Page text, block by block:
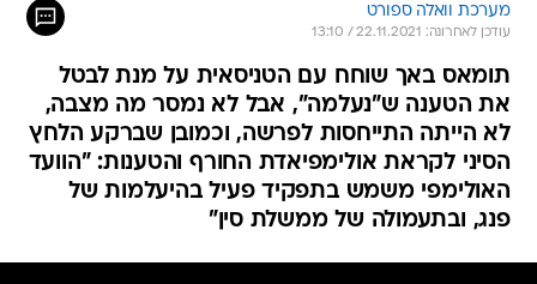
מערכת וואלה ספורט
עודכן לאחרונה: 22.11.2021 / 13:10
תומאס באך שוחח עם הטניסאית על מנת לבטל
את הטענה ש"נעלמה", אבל לא נמסר מה מצבה,
לא הייתה התייחסות לפרשה, וכמובן שברקע הלחץ
הסיני לקראת אולימפיאדת החורף והטענות: "הוועד
האולימפי משמש בתפקיד פעיל בהיעלמות של
פנג, ובתעמולה של ממשלת סין"